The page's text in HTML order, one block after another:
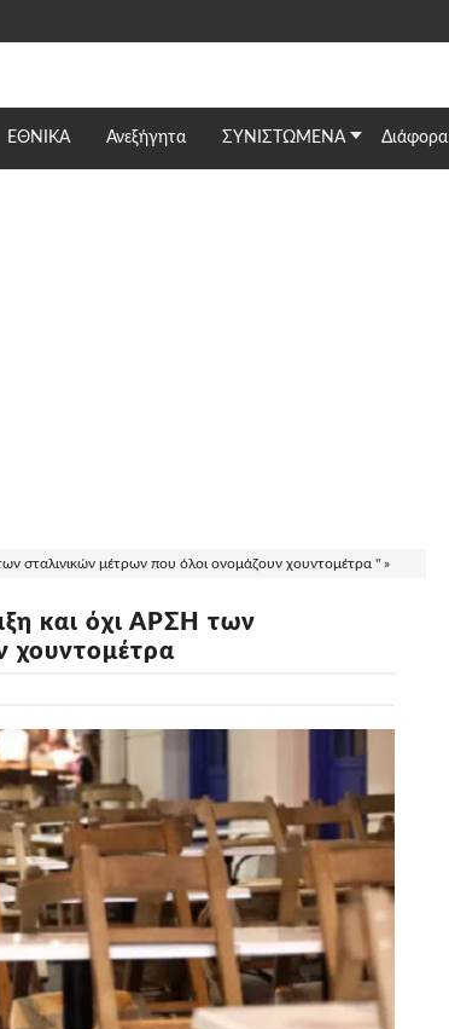
ΕΘΝΙΚΆ Ανεξήγητα ΣΥΝΙΣΤΩΜΕΝΑ Διάφορα
σταλινικών μέτρων που όλοι ονομάζουν χουντομέτρα " »
και όχι ΑΡΣΗ των
χουντομέτρα